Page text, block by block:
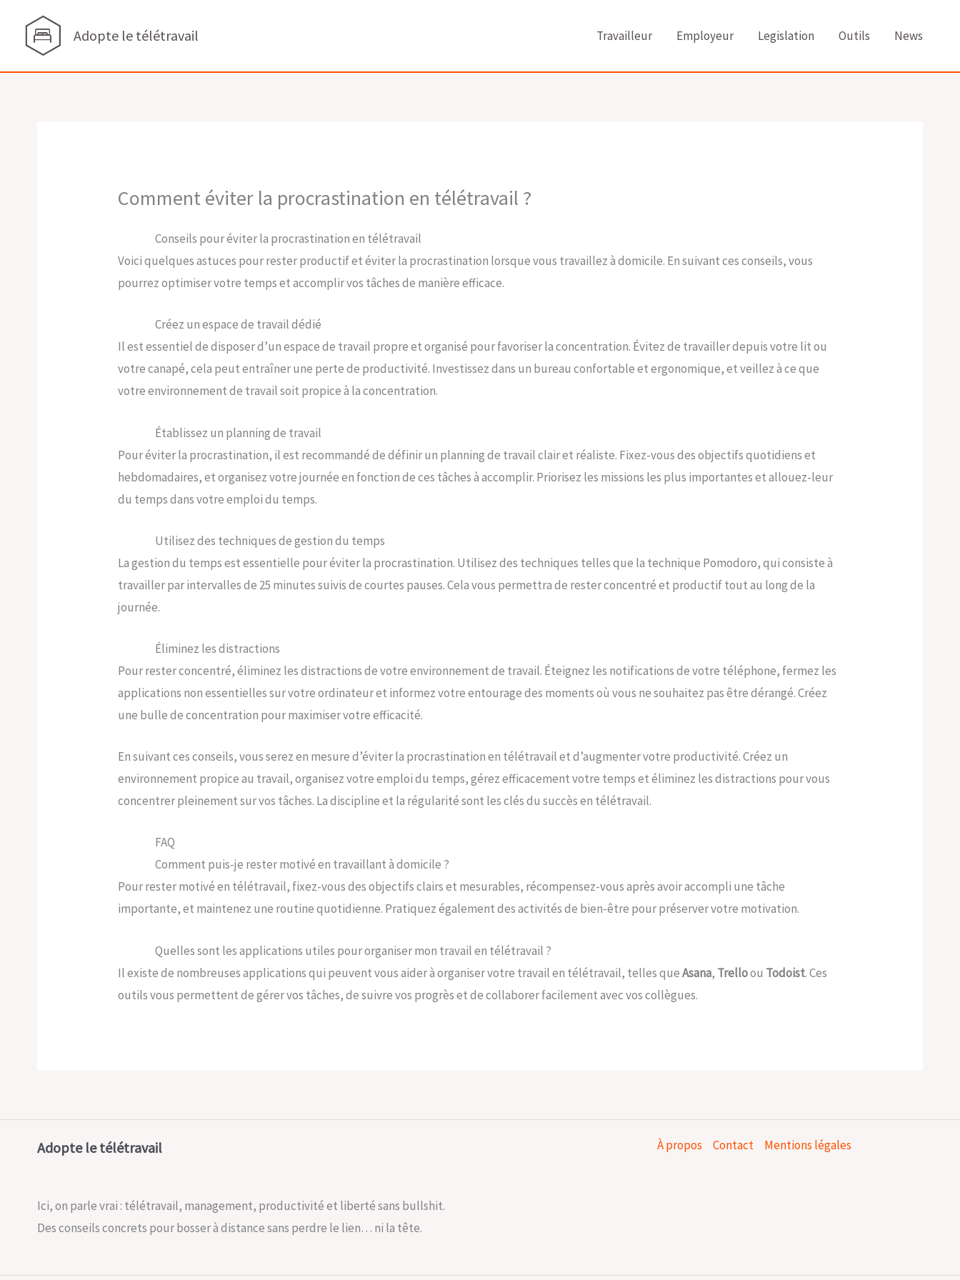
contenu
Adopte le télétravail Travailleur Employeur Legislation Outils News
Comment éviter la procrastination en télétravail ?
Conseils pour éviter la procrastination en télétravail
Voici quelques astuces pour rester productif et éviter la procrastination lorsque vous travaillez à domicile. En suivant ces conseils, vous
pourrez optimiser votre temps et accomplir vos tâches de manière efficace.
Créez un espace de travail dédié
Il est essentiel de disposer d’un espace de travail propre et organisé pour favoriser la concentration. Évitez de travailler depuis votre lit ou
votre canapé, cela peut entraîner une perte de productivité. Investissez dans un bureau confortable et ergonomique, et veillez à ce que
votre environnement de travail soit propice à la concentration.
Établissez un planning de travail
Pour éviter la procrastination, il est recommandé de définir un planning de travail clair et réaliste. Fixez-vous des objectifs quotidiens et
hebdomadaires, et organisez votre journée en fonction de ces tâches à accomplir. Priorisez les missions les plus importantes et allouez-leur
du temps dans votre emploi du temps.
Utilisez des techniques de gestion du temps
La gestion du temps est essentielle pour éviter la procrastination. Utilisez des techniques telles que la technique Pomodoro, qui consiste à
travailler par intervalles de 25 minutes suivis de courtes pauses. Cela vous permettra de rester concentré et productif tout au long de la
journée.
Éliminez les distractions
Pour rester concentré, éliminez les distractions de votre environnement de travail. Éteignez les notifications de votre téléphone, fermez les
applications non essentielles sur votre ordinateur et informez votre entourage des moments où vous ne souhaitez pas être dérangé. Créez
une bulle de concentration pour maximiser votre efficacité.
En suivant ces conseils, vous serez en mesure d’éviter la procrastination en télétravail et d’augmenter votre productivité. Créez un
environnement propice au travail, organisez votre emploi du temps, gérez efficacement votre temps et éliminez les distractions pour vous
concentrer pleinement sur vos tâches. La discipline et la régularité sont les clés du succès en télétravail.
FAQ
Comment puis-je rester motivé en travaillant à domicile ?
Pour rester motivé en télétravail, fixez-vous des objectifs clairs et mesurables, récompensez-vous après avoir accompli une tâche
importante, et maintenez une routine quotidienne. Pratiquez également des activités de bien-être pour préserver votre motivation.
Quelles sont les applications utiles pour organiser mon travail en télétravail ?
Il existe de nombreuses applications qui peuvent vous aider à organiser votre travail en télétravail, telles queAsana, Trelloou Todoist. Ces
outils vous permettent de gérer vos tâches, de suivre vos progrès et de collaborer facilement avec vos collègues.
Adopte le télétravail
Ici, on parle vrai : télétravail, management, productivité et liberté sans bullshit.
Des conseils concrets pour bosser à distance sans perdre le lien… ni la tête.
À propos Contact Mentions légales